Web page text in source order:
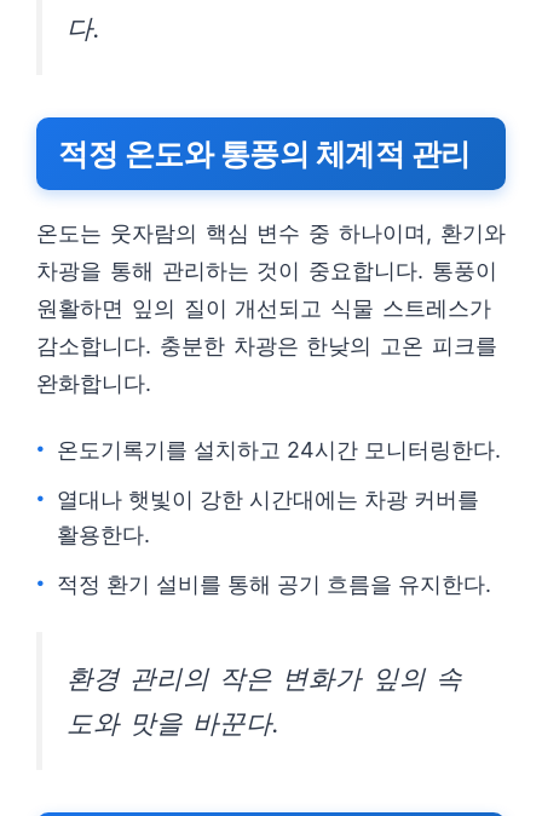
다.
적정 온도와 통풍의 체계적 관리
온도는 웃자람의 핵심 변수 중 하나이며, 환기와
차광을 통해 관리하는 것이 중요합니다. 통풍이
원활하면 잎의 질이 개선되고 식물 스트레스가
감소합니다. 충분한 차광은 한낮의 고온 피크를
완화합니다.
온도기록기를 설치하고 24시간 모니터링한다.
열대나 햇빛이 강한 시간대에는 차광 커버를
활용한다.
적정 환기 설비를 통해 공기 흐름을 유지한다.
환경 관리의 작은 변화가 잎의 속
도와 맛을 바꾼다.